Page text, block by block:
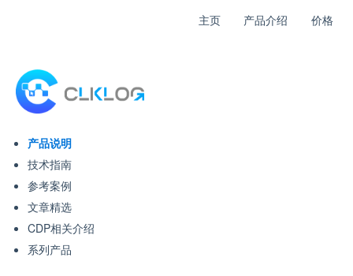
主页 产品介绍 价格
产品说明
技术指南
参考案例
文章精选
CDP相关介绍
系列产品